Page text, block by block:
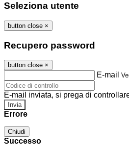
Seleziona utente
button close ×
Recupero password
button close ×
E-mail
E-mail inviata, si prega di
Errore
Chiudi
Successo